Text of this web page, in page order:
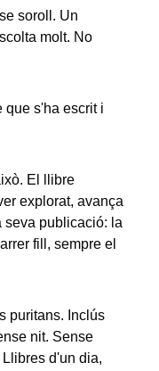
soroll. Un
molt. No
que s'ha escrit i
El llibre
explorat, avança
seva publicació: la
fill, sempre el
puritans. Inclús
nit. Sense
d'un dia,